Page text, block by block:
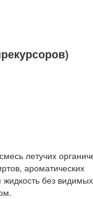
летучих
ароматических
без видимых